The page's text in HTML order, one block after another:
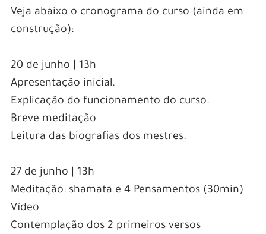
Veja abaixo o cronograma do curso (ainda em
construção):
20 de junho | 13h
Apresentação inicial.
Explicação do funcionamento do curso.
Breve meditação
Leitura das biografias dos mestres.
27 de junho | 13h
Meditação: shamata e 4 Pensamentos (30min)
Vídeo
Contemplação dos 2 primeiros versos